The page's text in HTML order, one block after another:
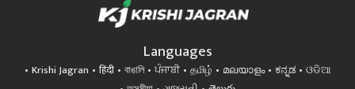
Languages
Krishi Jagran हिंदी বাঙালি ਪੰਜਾਬੀ தமிழ் മലയാളം ಕನ್ನಡ
ଓଡିଆ